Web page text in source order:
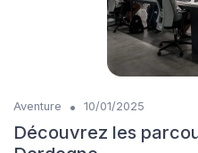
Aventure • 10/01/2025
Découvrez les